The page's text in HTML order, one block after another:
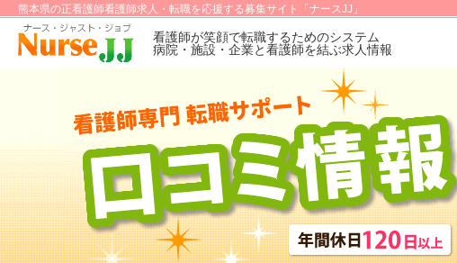
熊本県の正看護師看護師求人・転職を応援する募集サイト「ナースJJ」
看護師が笑顔で転職するためのシステム
病院・施設・企業と看護師を結ぶ求人情報